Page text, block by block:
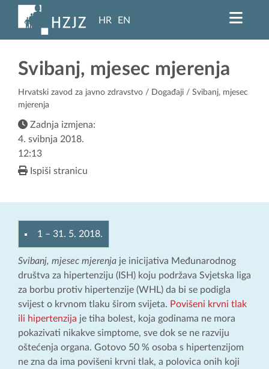
HR EN
Svibanj, mjesec mjerenja
Hrvatski zavod za javno zdravstvo / Događaji / Svibanj, mjesec
mjerenja
Zadnja izmjena:
4. svibnja 2018.
12:13
Ispiši stranicu
1 – 31. 5. 2018.
Svibanj, mjesec mjerenja je inicijativa Međunarodnog
društva za hipertenziju (ISH) koju podržava Svjetska liga
za borbu protiv hipertenzije (WHL) da bi se podigla
svijest o krvnom tlaku širom svijeta. Povišeni krvni tlak
ili hipertenzija je tiha bolest, koja godinama ne mora
pokazivati nikakve simptome, sve dok se ne razviju
oštećenja organa. Gotovo 50 % osoba s hipertenzijom
ne zna da ima povišeni krvni tlak, a polovica onih koji